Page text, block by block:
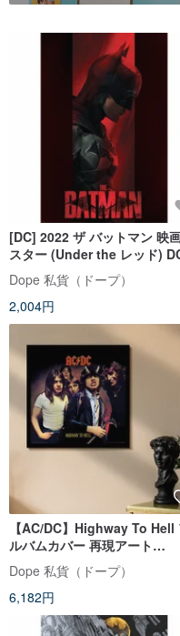
[DC] 2022 ザ バットマン 映
スター (Under the レッド)
2022 ザ バットマン
Dope 私貨（ドープ）
2,004円
【AC/DC】Highway To Hell
ルバムカバー 再現アート
(30×30、額縁付き)
Dope 私貨（ドープ）
6,182円